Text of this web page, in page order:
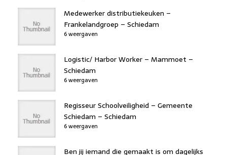
Medewerker distributiekeuken –
Frankelandgroep – Schiedam
6 weergaven
Logistic/ Harbor Worker – Mammoet –
Schiedam
6 weergaven
Regisseur Schoolveiligheid – Gemeente
Schiedam – Schiedam
6 weergaven
Ben jij iemand die gemaakt is om dagelijks